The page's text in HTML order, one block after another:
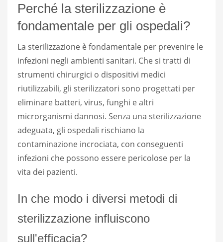
Perché la sterilizzazione è
fondamentale per gli ospedali?
La sterilizzazione è fondamentale per prevenire le
infezioni negli ambienti sanitari. Che si tratti di
strumenti chirurgici o dispositivi medici
riutilizzabili, gli sterilizzatori sono progettati per
eliminare batteri, virus, funghi e altri
microrganismi dannosi. Senza una sterilizzazione
adeguata, gli ospedali rischiano la
contaminazione incrociata, con conseguenti
infezioni che possono essere pericolose per la
vita dei pazienti.
In che modo i diversi metodi di
sterilizzazione influiscono
sull'efficacia?